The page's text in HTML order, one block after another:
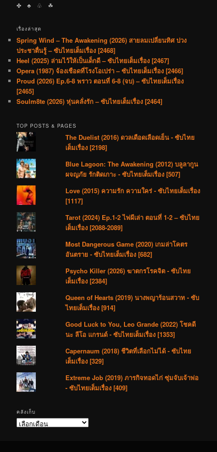
✤ ♣︎ ♧ ☘︎
เรื่องล่าสุด
Spring Wind – The Awakening (2026) สายลมเปลี่ยนทิศ ปวง
ประชาตื่นรู้ – ซับไทยเต็มเรื่อง [2468]
Heel (2025) ล่ามไว้ให้เป็นเด็กดี – ซับไทยเต็มเรื่อง [2467]
Opera (1987) จ้องเชือดที่โรงโอเปร่า – ซับไทยเต็มเรื่อง [2466]
Proud (2026) Ep.6-8 พราว ตอนที่ 6-8 (จบ) – ซับไทยเต็มเรื่อง
[2465]
Soulm8te (2026) หุ่นคลั่งรัก – ซับไทยเต็มเรื่อง [2464]
TOP POSTS & PAGES
The Duelist (2016) ดวลเดือดเลือดเย็น - ซับไทย
เต็มเรื่อง [2198]
Blue Lagoon: The Awakening (2012) บลูลากูน
ผจญภัย รักติดเกาะ - ซับไทยเต็มเรื่อง [507]
Love (2015) ความรัก ความใคร่ - ซับไทยเต็มเรื่อง
[1117]
Tarot (2024) Ep.1-2 ไพ่ผีเล่า ตอนที่ 1-2 – ซับไทย
เต็มเรื่อง [2088-2089]
Most Dangerous Game (2020) เกมล่าโคตร
อันตราย - ซับไทยเต็มเรื่อง [682]
Psycho Killer (2026) ฆาตกรโรคจิต - ซับไทย
เต็มเรื่อง [2384]
Queen of Hearts (2019) นางพญาร้อนสวาท - ซับ
ไทยเต็มเรื่อง [914]
Good Luck to You, Leo Grande (2022) โชคดี
นะ ลีโอ แกรนด์ - ซับไทยเต็มเรื่อง [1353]
Capernaum (2018) ชีวิตที่เลือกไม่ได้ - ซับไทย
เต็มเรื่อง [329]
Extreme Job (2019) ภารกิจทอดไก่ ซุ่มจับเจ้าพ่อ
- ซับไทยเต็มเรื่อง [409]
คลังเก็บ
คลัง